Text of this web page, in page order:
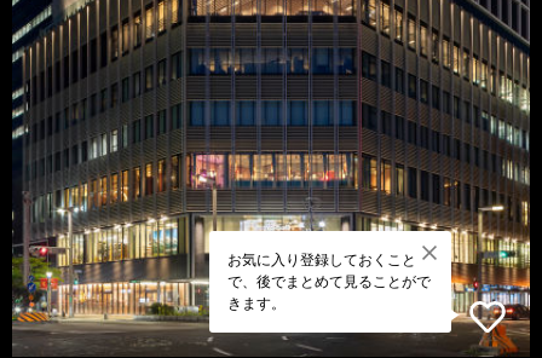
お気に入り登録しておくこと
で、後でまとめて見ることがで
きます。